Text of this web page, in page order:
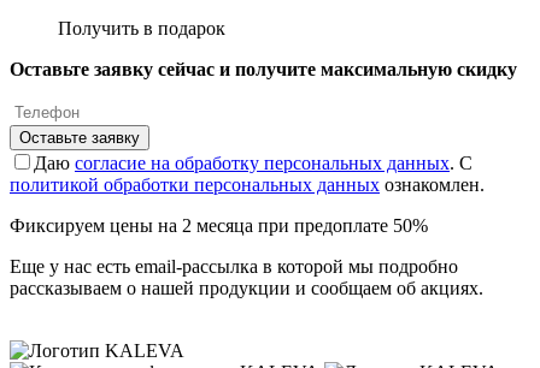
Получить в подарок
Оставьте заявку сейчас и получите максимальную скидку
Оставьте заявку
Даю согласие на обработку персональных данных. С
политикой обработки персональных данных ознакомлен.
Фиксируем цены на 2 месяца при предоплате 50%
Еще у нас есть email-рассылка в которой мы подробно
рассказываем о нашей продукции и сообщаем об акциях.